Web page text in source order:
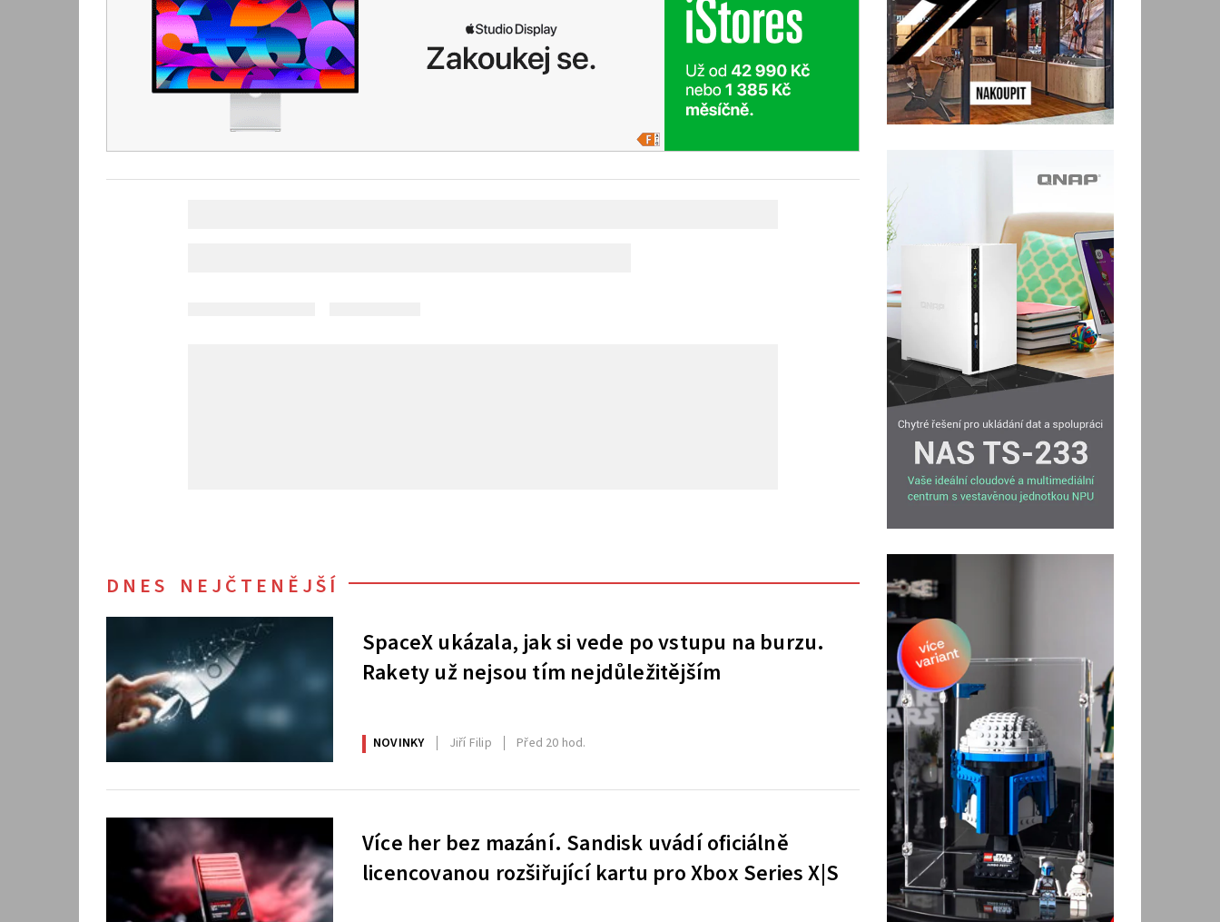
DNES NEJČTENĚJŠÍ
SpaceX ukázala, jak si vede po vstupu na burzu.
Rakety už nejsou tím nejdůležitějším
NOVINKY Jiří Filip Před 20 hod.
Více her bez mazání. Sandisk uvádí oficiálně
licencovanou rozšiřující kartu pro Xbox Series X|S